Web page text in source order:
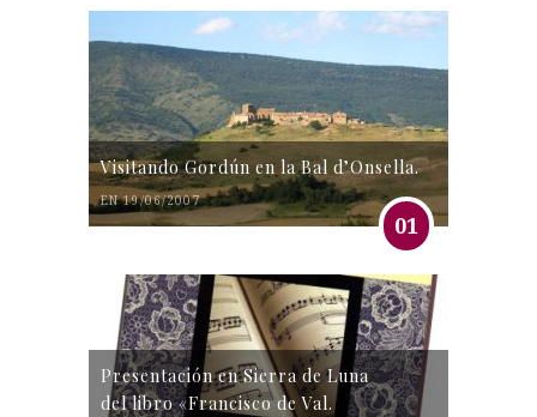
Visitando Gordún en la Bal d’Onsella.
EN 19/06/2007
01
Presentación en Sierra de Luna
del libro «Francisco de Val.